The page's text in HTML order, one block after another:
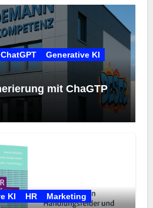
ChatGPT
Generative KI
mit ChaGTP
KI HR Marketing